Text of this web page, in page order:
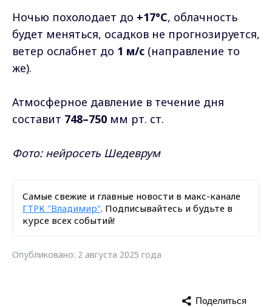
Ночью похолодает до +17°C, облачность
будет меняться, осадков не прогнозируется,
ветер ослабнет до 1 м/с (направление то
же).
Атмосферное давление в течение дня
составит 748–750 мм рт. ст.
Фото: нейросеть Шедеврум
Самые свежие и главные новости в макс-канале
ГТРК "Владимир". Подписывайтесь и будьте в
курсе всех событий!
Опубликовано: 2 августа 2025 года
Поделиться